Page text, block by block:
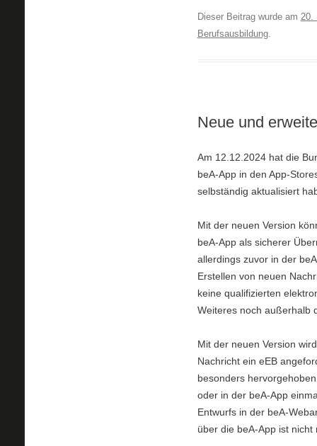
Dieser Beitrag wurde am 20.
Berufsausbildung.
Neue und
Am 12.12.2024 hat die
beA-App in den App-
selbständig aktualisiert
Mit der neuen Version
beA-App als sicherer
allerdings zuvor in der
Erstellen von neuen
keine qualifizierten
Weiteres noch außerhalb
Mit der neuen Version
Nachricht ein eEB
besonders
oder in der beA-App
Entwurfs in der beA-
über die beA-App ist nicht